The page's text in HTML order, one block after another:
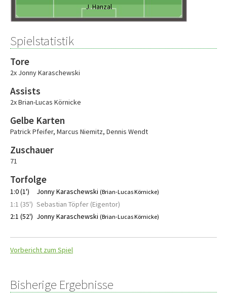
J. Hanzal
Spielstatistik
Tore
2x Jonny Karaschewski
Assists
2x Brian-Lucas Körnicke
Gelbe Karten
Patrick Pfeifer, Marcus Niemitz, Dennis Wendt
Zuschauer
71
Torfolge
1:0 (1') Jonny Karaschewski (Brian-Lucas Körnicke)
1:1 (35') Sebastian Töpfer (Eigentor)
2:1 (52') Jonny Karaschewski (Brian-Lucas Körnicke)
Vorbericht zum Spiel
Bisherige Ergebnisse